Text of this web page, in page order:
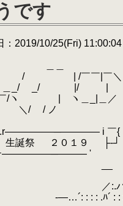
です
：2019/10/25(Fri)
＿
|￣＼ ＿
_/ _/
ヽ＿_|＿／
_, ＼/ /
i ￣{
１９ ├‐┘
' _,
-:
: : : : :